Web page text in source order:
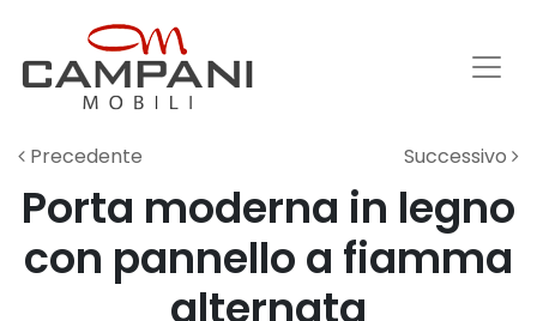
Precedente Successivo
Porta moderna in legno
con pannello a fiamma
alternata